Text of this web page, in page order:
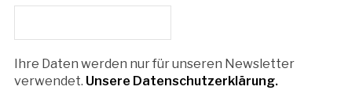
Ihre Daten werden nur für unseren Newsletter
verwendet. Unsere Datenschutzerklärung.